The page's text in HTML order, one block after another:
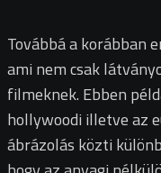
Továbbá a korábban
ami nem csak
filmeknek. Ebben
hollywoodi illetve az
ábrázolás közti